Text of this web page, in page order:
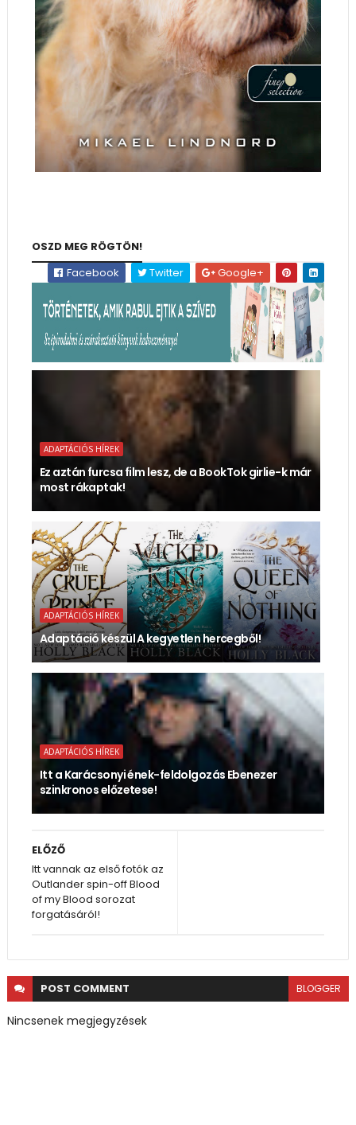
OSZD MEG RÖGTÖN!
Facebook
Twitter Google+
ADAPTÁCIÓS HÍREK
Ez aztán furcsa film lesz, de a BookTok girlie-k már
most rákaptak!
ADAPTÁCIÓS HÍREK
Adaptáció készül A kegyetlen hercegből!
ADAPTÁCIÓS HÍREK
Itt a Karácsonyi ének-feldolgozás Ebenezer
szinkronos előzetese!
ELŐZŐ
Itt vannak az első fotók az
Outlander spin-off Blood
of my Blood sorozat
forgatásáról!
POST COMMENT BLOGGER
Nincsenek megjegyzések